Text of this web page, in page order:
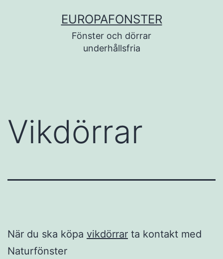
EUROPAFONSTER
Fönster och dörrar
underhållsfria
Vikdörrar
När du ska köpa vikdörrar ta kontakt med
Naturfönster